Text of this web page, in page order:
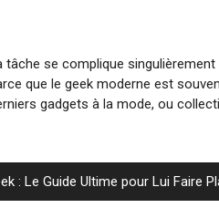
se complique singulièrement
que le geek moderne est
gadgets à la mode, ou
: Le Guide Ultime pour Lui Faire